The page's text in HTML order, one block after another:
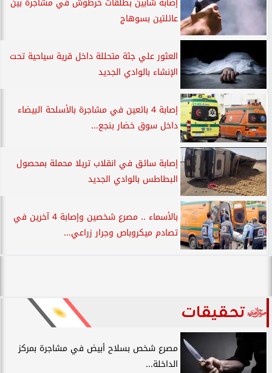
عائلتين بسوهاج
العثور علي جثة متحللة داخل قرية سياحية تحت
الإنشاء بالوادي الجديد
إصابة 4 بائعين في مشاجرة بالأسلحة البيضاء
داخل سوق خضار بنجع...
إصابة سائق في انقلاب تريلا محملة بمحصول
البطاطس بالوادي الجديد
بالأسماء .. مصرع شخصين وإصابة 4 آخرين في
تصادم ميكروباص وجرار زراعي...
تحقيقات
مصرع شخص بسلاح أبيض في مشاجرة بمركز
الداخلة...